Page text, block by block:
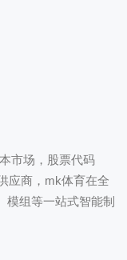
市场，股票代码
应商，mk体育在全
模组等一站式智能制